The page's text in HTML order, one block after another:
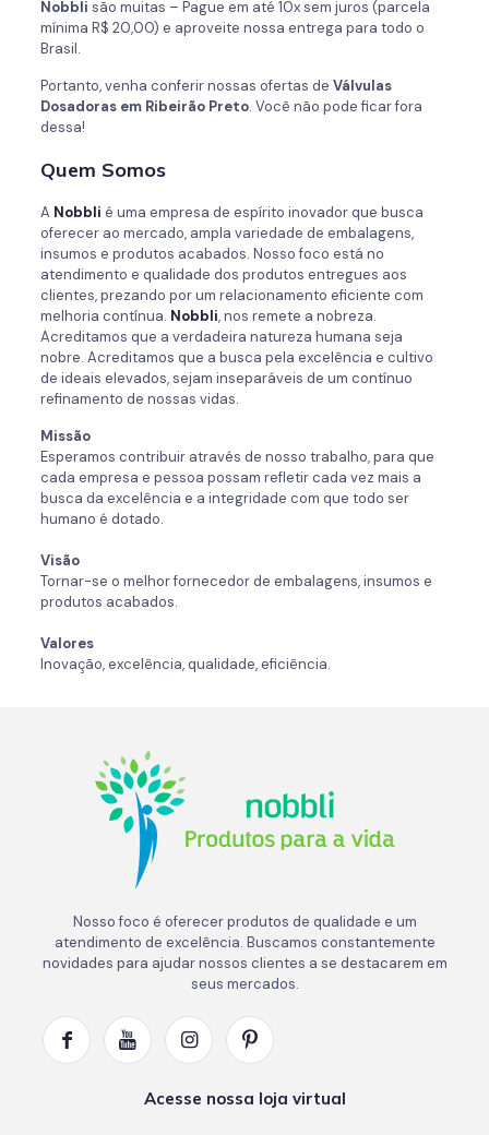
Nobbli são muitas – Pague em até 10x sem juros (parcela
mínima R$ 20,00) e aproveite nossa entrega para todo o
Brasil.
Portanto, venha conferir nossas ofertas de Válvulas
Dosadoras em Ribeirão Preto. Você não pode ficar fora
dessa!
Quem Somos
A Nobbli é uma empresa de espírito inovador que busca
oferecer ao mercado, ampla variedade de embalagens,
insumos e produtos acabados. Nosso foco está no
atendimento e qualidade dos produtos entregues aos
clientes, prezando por um relacionamento eficiente com
melhoria contínua. Nobbli, nos remete a nobreza.
Acreditamos que a verdadeira natureza humana seja
nobre. Acreditamos que a busca pela excelência e cultivo
de ideais elevados, sejam inseparáveis de um contínuo
refinamento de nossas vidas.
Missão
Esperamos contribuir através de nosso trabalho, para que
cada empresa e pessoa possam refletir cada vez mais a
busca da excelência e a integridade com que todo ser
humano é dotado.
Visão
Tornar-se o melhor fornecedor de embalagens, insumos e
produtos acabados.
Valores
Inovação, excelência, qualidade, eficiência.
Nosso foco é oferecer produtos de qualidade e um
atendimento de excelência. Buscamos constantemente
novidades para ajudar nossos clientes a se destacarem em
seus mercados.
Acesse nossa loja virtual